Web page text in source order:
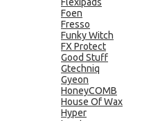
Foen
Fresso
Funky Witch
FX Protect
Good Stuff
Gtechniq
Gyeon
HoneyCOMB
House Of Wax
Hyper